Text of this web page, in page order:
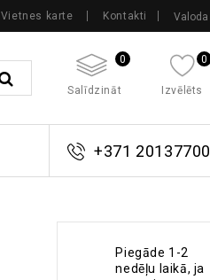
Valoda
Vietnes karte Kontakti
0
Salīdzināt
0
Izvēlēts
+371 20137700
Piegāde 1-2
nedēļu laikā, ja